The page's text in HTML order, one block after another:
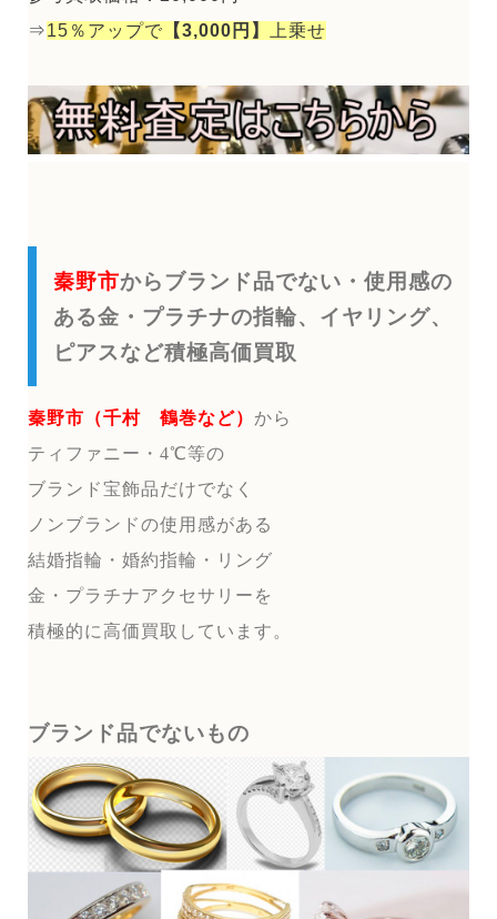
⇒15％アップで 【3,000円】 上乗せ
秦野市からブランド品でない・使用感の
ある金・プラチナの指輪、イヤリング、
ピアスなど積極高価買取
秦野市（千村 鶴巻など） から
ティファニー・4℃等の
ブランド宝飾品だけでなく
ノンブランドの使用感がある
結婚指輪・婚約指輪・リング
金・プラチナアクセサリーを
積極的に高価買取しています。
ブランド品でないもの